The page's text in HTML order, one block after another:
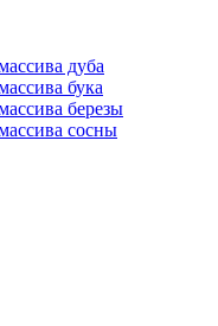
дуба
бука
березы
сосны